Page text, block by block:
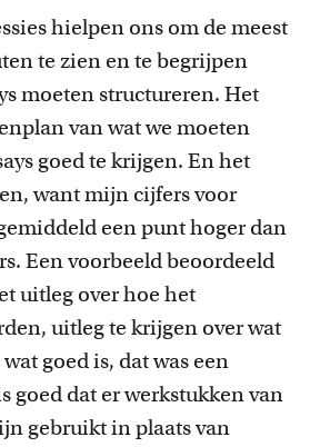
hielpen ons om de meest
te zien ente begrijpen
moeten structureren. Het
van wat we moeten
goed te krijgen. En het
want mijn cijfers voor
een punt hoger dan
Een voorbeeld beoordeeld
uitleg over hoe het
uitleg te krijgen over wat
wat goed is, dat was een
goed dat er werkstukken van
gebruikt in plaats van